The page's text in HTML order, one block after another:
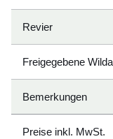
Revier
Freigegebene
Bemerkungen
Preise inkl. MwSt.